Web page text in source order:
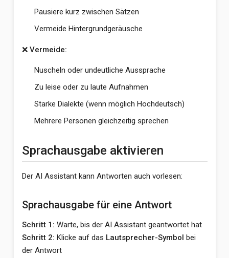
Pausiere kurz zwischen Sätzen
Vermeide Hintergrundgeräusche
❌ Vermeide:
Nuscheln oder undeutliche Aussprache
Zu leise oder zu laute Aufnahmen
Starke Dialekte (wenn möglich Hochdeutsch)
Mehrere Personen gleichzeitig sprechen
Sprachausgabe aktivieren
Der AI Assistant kann Antworten auch vorlesen:
Sprachausgabe für eine Antwort
Schritt 1: Warte, bis der AI Assistant geantwortet hat
Schritt 2: Klicke auf das Lautsprecher-Symbol bei
der Antwort